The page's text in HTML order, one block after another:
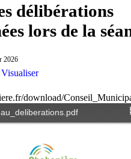
délibérations
lors de la
2026
Visualiser
download/